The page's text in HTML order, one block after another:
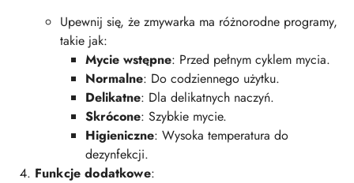
Upewnij się, że zmywarka ma różnorodne programy,
takie jak:
Mycie wstępne: Przed pełnym cyklem mycia.
Normalne: Do codziennego użytku.
Delikatne: Dla delikatnych naczyń.
Skrócone: Szybkie mycie.
Higieniczne: Wysoka temperatura do
dezynfekcji.
Funkcje dodatkowe: